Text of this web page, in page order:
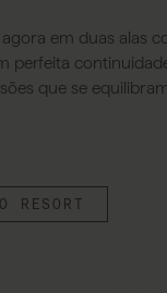
em duas alas
perfeita
que se
RESORT